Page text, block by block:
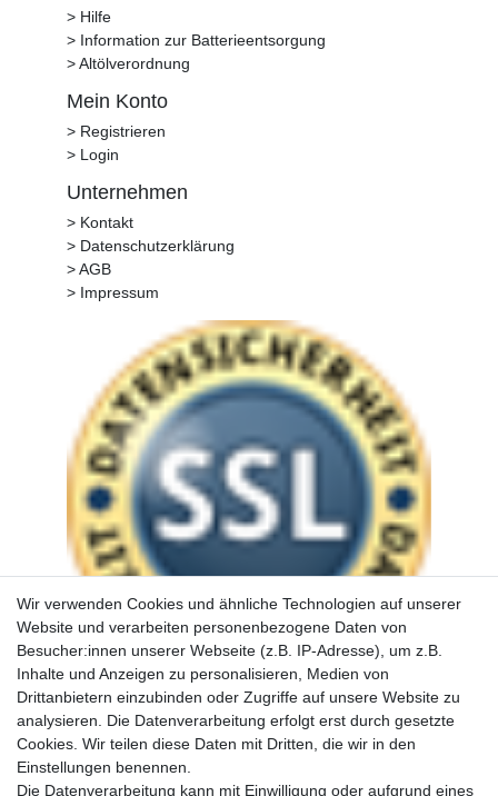
> Hilfe
> Information zur Batterieentsorgung
> Altölverordnung
Mein Konto
> Registrieren
> Login
Unternehmen
> Kontakt
> Datenschutzerklärung
> AGB
> Impressum
Wir verwenden Cookies und ähnliche Technologien auf unserer
Website und verarbeiten personenbezogene Daten von
Besucher:innen unserer Webseite (z.B. IP-Adresse), um z.B.
Inhalte und Anzeigen zu personalisieren, Medien von
Drittanbietern einzubinden oder Zugriffe auf unsere Website zu
analysieren. Die Datenverarbeitung erfolgt erst durch gesetzte
Cookies. Wir teilen diese Daten mit Dritten, die wir in den
Einstellungen benennen.
Die Datenverarbeitung kann mit Einwilligung oder aufgrund eines